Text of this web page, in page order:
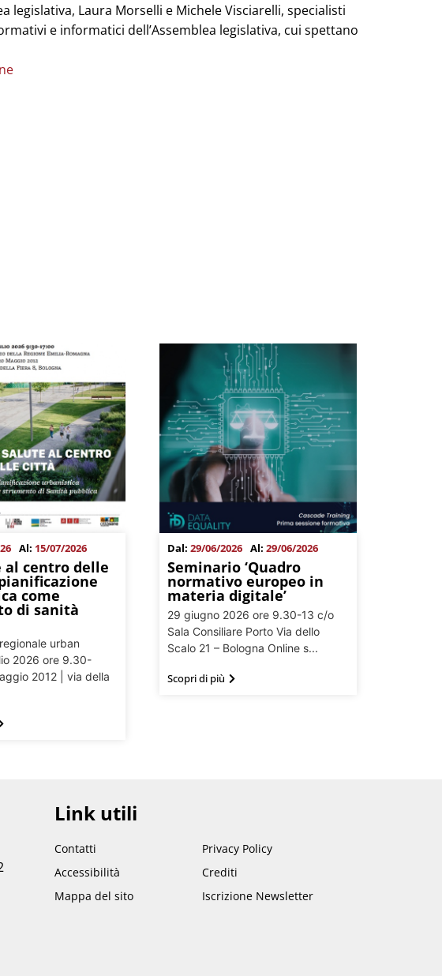
Laura Morselli e Michele Visciarelli, specialisti
e informatici dell’Assemblea legislativa, cui spettano
Al: 15/07/2026
al centro delle
come
di sanità
urban
2026 ore 9.30-
2012 | via della
Dal: 29/06/2026 Al: 29/06/2026
Seminario ‘Quadro
normativo europeo in
materia digitale’
29 giugno 2026 ore 9.30-13 c/o
Sala Consiliare Porto Via dello
Scalo 21 – Bologna Online s...
Scopri di più
Link utili
Contatti
Accessibilità
Mappa del sito
Privacy Policy
Crediti
Iscrizione Newsletter